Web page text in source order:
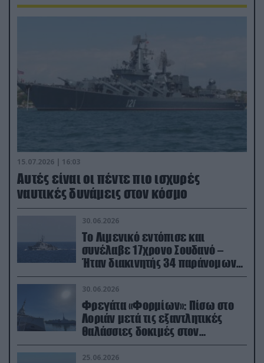
15.07.2026 | 16:03
Aυτές είναι οι πέντε πιο ισχυρές
ναυτικές δυνάμεις στον κόσμο
30.06.2026
Το Λιμενικό εντόπισε και
συνέλαβε 17χρονο Σουδανό –
Ήταν διακινητής 34 παράνομων
μεταναστών
30.06.2026
Φρεγάτα «Φορμίων»: Πίσω στο
Λοριάν μετά τις εξαντλητικές
θαλάσσιες δοκιμές στον
απαιτητικό Βισκαϊκό
25.06.2026